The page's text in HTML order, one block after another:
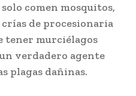
comen mosquitos,
crías de procesionaria
tener murciélagos
verdadero agente
plagas dañinas.